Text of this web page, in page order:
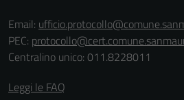
Email:
PEC:
Centralino unico: 011.8228011
Leggi le FAQ